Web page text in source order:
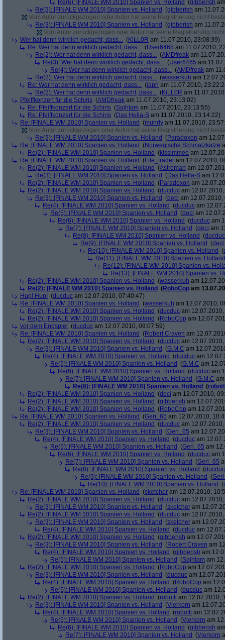
Re(6): [FINALE WM 2010] Spanien vs. Holland (gibberish
Re(3): [FINALE WM 2010] Spanien vs. Holland (gibberish am
Vom Autor zurückgezogen oder Autor hat seine Registrierung nicht
Re(3): [FINALE WM 2010] Spanien vs. Holland (gibberish am
Vom Autor zurückgezogen oder Autor hat seine Registrierung
Wer hat denn wirklich gedacht, dass... (KiLL0R am 11.07.2010, 23:08:39)
Re: Wer hat denn wirklich gedacht, dass... (User6465 am 11.07.2010,
Re(2): Wer hat denn wirklich gedacht, dass... (AMDfreak am
Re(3): Wer hat denn wirklich gedacht, dass... (User6465 am
Re(4): Wer hat denn wirklich gedacht, dass... (AMDfreak am
Re(2): Wer hat denn wirklich gedacht, dass... (wasserkuh am
Re: Wer hat denn wirklich gedacht, dass... (japh am 11.07.2010,
Re(2): Wer hat denn wirklich gedacht, dass... (KiLL0R am
Pfeiffkonzert für die Schiris (AMDfreak am 11.07.2010, 23:13:02)
Re: Pfeiffkonzert für die Schiris (Sajhtam am 11.07.2010, 23:13:55)
Re: Pfeiffkonzert für die Schiris (Das Hella-S am 11.07.2010, 23:14:22)
Re: [FINALE WM 2010] Spanien vs. Holland (muhrly am 11.07.2010,
Vom Autor zurückgezogen oder Autor hat seine Registrierung nicht
Re(3): [FINALE WM 2010] Spanien vs. Holland (Paradoxon am
Re: [FINALE WM 2010] Spanien vs. Holland (Norwegische Schmalzkatze
Re(2): [FINALE WM 2010] Spanien vs. Holland (kissimmee am
Re: [FINALE WM 2010] Spanien vs. Holland (File_trader am 12.07.2010,
Re(2): [FINALE WM 2010] Spanien vs. Holland (Astroman am
Re(3): [FINALE WM 2010] Spanien vs. Holland (Das Hella-S am
Re(2): [FINALE WM 2010] Spanien vs. Holland (Paradoxon am
Re(2): [FINALE WM 2010] Spanien vs. Holland (ducduc am
Re(3): [FINALE WM 2010] Spanien vs. Holland (deci am 12.07.2010,
Re(4): [FINALE WM 2010] Spanien vs. Holland (ducduc am
Re(5): [FINALE WM 2010] Spanien vs. Holland (deci am
Re(6): [FINALE WM 2010] Spanien vs. Holland (ducduc am
Re(7): [FINALE WM 2010] Spanien vs. Holland (deci am
Re(8): [FINALE WM 2010] Spanien vs. Holland (ducduc
Re(9): [FINALE WM 2010] Spanien vs. Holland (deci
Re(10): [FINALE WM 2010] Spanien vs. Holland (
Re(11): [FINALE WM 2010] Spanien vs. Holland
Re(12): [FINALE WM 2010] Spanien vs.
Re(13): [FINALE WM 2010] Spanien vs.
Re(2): [FINALE WM 2010] Spanien vs. Holland (wasserkuh am
Re(2): [FINALE WM 2010] Spanien vs. Holland (RoboCop am
Hup! Hup! (ducduc am 12.07.2010, 07:40:47)
Re: [FINALE WM 2010] Spanien vs. Holland (wasserkuh am 12.07.2010,
Re(2): [FINALE WM 2010] Spanien vs. Holland (ducduc am
Re(2): [FINALE WM 2010] Spanien vs. Holland (RoboCop am
vor dem Endspiel
(ducduc am 12.07.2010, 09:07:59)
Re: [FINALE WM 2010] Spanien vs. Holland (Robert Craven am
Re(2): [FINALE WM 2010] Spanien vs. Holland (ducduc am
Re(3): [FINALE WM 2010] Spanien vs. Holland (G.M.C am
Re(4): [FINALE WM 2010] Spanien vs. Holland (ducduc am
Re(5): [FINALE WM 2010] Spanien vs. Holland (G.M.C am
Re(6): [FINALE WM 2010] Spanien vs. Holland (ducduc am
Re(7): [FINALE WM 2010] Spanien vs. Holland (G.M.C
Re(8): [FINALE WM 2010] Spanien vs. Holland (
Re(2): [FINALE WM 2010] Spanien vs. Holland (deci am 12.07.2010,
Re(2): [FINALE WM 2010] Spanien vs. Holland (gibberish am
Re(2): [FINALE WM 2010] Spanien vs. Holland (RoboCop am
Re: [FINALE WM 2010] Spanien vs. Holland (Geri_65 am 12.07.2010,
Re(2): [FINALE WM 2010] Spanien vs. Holland (ducduc am
Re(3): [FINALE WM 2010] Spanien vs. Holland (Geri_65 am
Re(4): [FINALE WM 2010] Spanien vs. Holland (ducduc am
Re(5): [FINALE WM 2010] Spanien vs. Holland (Geri_65 am
Re(6): [FINALE WM 2010] Spanien vs. Holland (ducduc am
Re(7): [FINALE WM 2010] Spanien vs. Holland (Geri_65
Re(8): [FINALE WM 2010] Spanien vs. Holland (ducduc
Re(9): [FINALE WM 2010] Spanien vs. Holland (
Re(10): [FINALE WM 2010] Spanien vs. Holland (
Re: [FINALE WM 2010] Spanien vs. Holland (sketcher am 12.07.2010,
Re(2): [FINALE WM 2010] Spanien vs. Holland (ducduc am
Re(3): [FINALE WM 2010] Spanien vs. Holland (sketcher am
Re(2): [FINALE WM 2010] Spanien vs. Holland (ducduc am
Re(3): [FINALE WM 2010] Spanien vs. Holland (sketcher am
Re(4): [FINALE WM 2010] Spanien vs. Holland (ducduc am
Re(2): [FINALE WM 2010] Spanien vs. Holland (gibberish am
Re(3): [FINALE WM 2010] Spanien vs. Holland (Robert Craven am
Re(4): [FINALE WM 2010] Spanien vs. Holland (gibberish am
Re(5): [FINALE WM 2010] Spanien vs. Holland (Sajhtam am
Re(2): [FINALE WM 2010] Spanien vs. Holland (RoboCop am
Re(3): [FINALE WM 2010] Spanien vs. Holland (ducduc am
Re(4): [FINALE WM 2010] Spanien vs. Holland (RoboCop am
Re(5): [FINALE WM 2010] Spanien vs. Holland (ducduc am
Re(2): [FINALE WM 2010] Spanien vs. Holland (robotti am 12.07.2010,
Re(3): [FINALE WM 2010] Spanien vs. Holland (Vierkorn am
Re(4): [FINALE WM 2010] Spanien vs. Holland (robotti am
Re(5): [FINALE WM 2010] Spanien vs. Holland (Vierkorn am
Re(6): [FINALE WM 2010] Spanien vs. Holland (gibberish
Re(7): [FINALE WM 2010] Spanien vs. Holland (Vierkorn